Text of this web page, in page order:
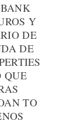
Y
DE
DE
QUE
TO